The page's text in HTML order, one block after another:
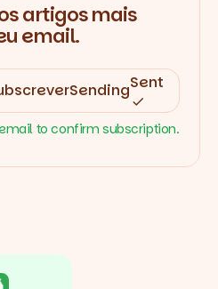
artigos mais
email.
SendingSent
to confirm subscription.